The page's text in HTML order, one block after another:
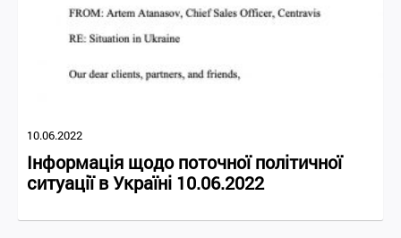
10.06.2022
Інформація щодо поточної політичної
ситуації в Україні 10.06.2022